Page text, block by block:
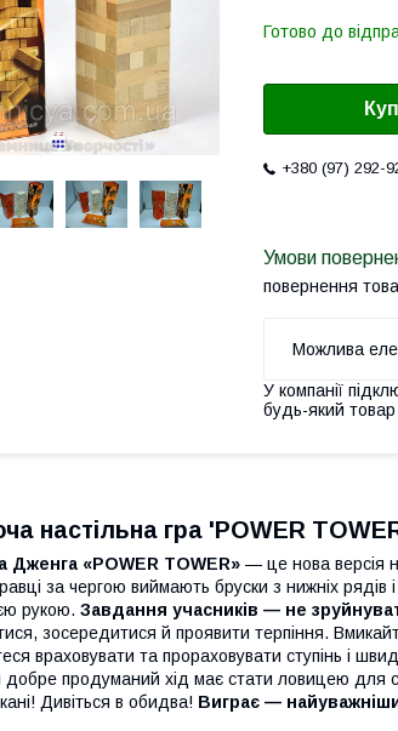
Готово до
+380 (97) 292-
повернення
У компанії
будь-який
настільна гра 'POWER
Дженга «POWER TOWER» — це нова версія
за чергою виймають бруски з нижніх
рукою. Завдання учасників — не
зосередитися й проявити терпіння.
враховувати та прораховувати ступінь і
продуманий хід має стати ловицею для
Дивіться в обидва! Виграє —